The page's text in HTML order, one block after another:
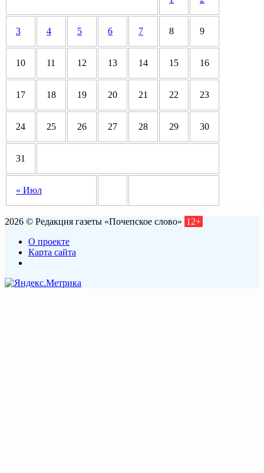
« Июл
3 4 5 6 7 8 9
10 11 12 13 14 15 16
17 18 19 20 21 22 23
24 25 26 27 28 29 30
31
2026 © Редакция газеты «Почепское слово» 12+
О проекте
Карта сайта